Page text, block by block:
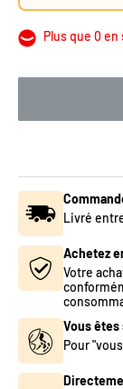
Plus que 0 en
Livré
Achetez
Votre
Vous
Pour